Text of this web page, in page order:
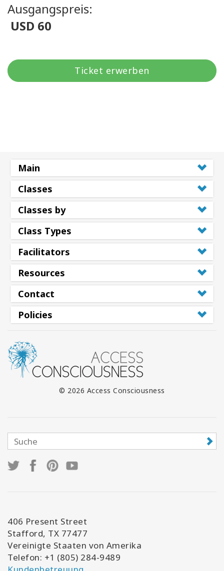
Ausgangspreis:
USD 60
Ticket erwerben
Main
Classes
Classes by
Class Types
Facilitators
Resources
Contact
Policies
© 2026 Access Consciousness
406 Present Street
Stafford, TX 77477
Vereinigte Staaten von Amerika
Telefon: +1 (805) 284-9489